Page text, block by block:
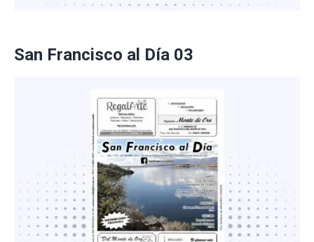
San Francisco al Día 03